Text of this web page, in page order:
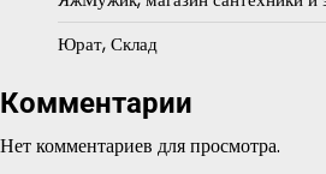
Юрат, Склад
Комментарии
Нет комментариев для просмотра.